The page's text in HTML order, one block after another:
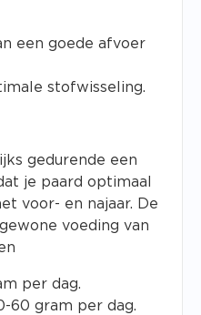
een goede afvoer
stofwisseling.
gedurende een
je paard optimaal
voor- en najaar. De
voeding van
per dag.
60 gram per dag.